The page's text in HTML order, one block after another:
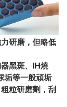
研磨，但略低
黑斑、IH燒
垢等一般頑垢
粒研磨劑，刮